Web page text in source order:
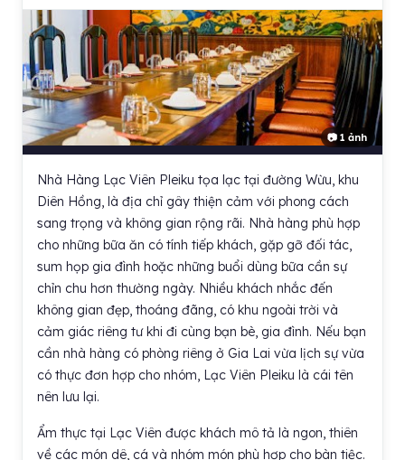
📷 1 ảnh
Nhà Hàng Lạc Viên Pleiku tọa lạc tại đường Wừu, khu
Diên Hồng, là địa chỉ gây thiện cảm với phong cách
sang trọng và không gian rộng rãi. Nhà hàng phù hợp
cho những bữa ăn có tính tiếp khách, gặp gỡ đối tác,
sum họp gia đình hoặc những buổi dùng bữa cần sự
chỉn chu hơn thường ngày. Nhiều khách nhắc đến
không gian đẹp, thoáng đãng, có khu ngoài trời và
cảm giác riêng tư khi đi cùng bạn bè, gia đình. Nếu bạn
cần nhà hàng có phòng riêng ở Gia Lai vừa lịch sự vừa
có thực đơn hợp cho nhóm, Lạc Viên Pleiku là cái tên
nên lưu lại.
Ẩm thực tại Lạc Viên được khách mô tả là ngon, thiên
về các món dê, cá và nhóm món phù hợp cho bàn tiệc.